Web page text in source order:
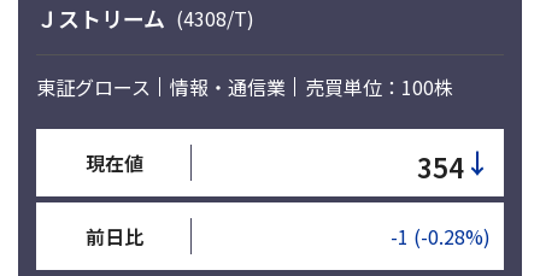
Ｊストリーム (4308/T)
東証グロース 情報・通信業 売買単位：100株
現在値 354↓
前日比 -1 (-0.28%)